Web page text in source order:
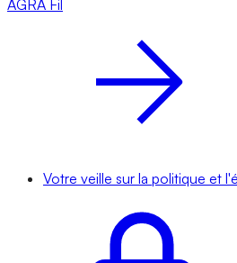
AGRA Fil
Votre veille sur la politique et